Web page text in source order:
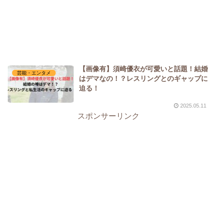
芸能・エンタメ
【画像有】須崎優衣が可愛いと話題！結婚
はデマなの！？レスリングとのギャップに
迫る！
2025.05.11
スポンサーリンク